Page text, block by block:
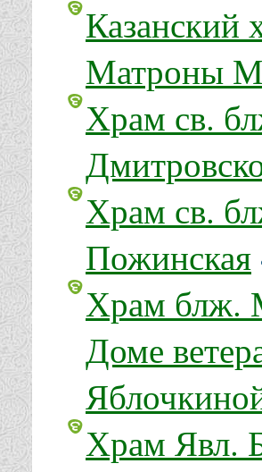
Казанский
Матроны
Храм св.
Храм св.
Пожинская
Храм блж.
Доме
Храм Явл.